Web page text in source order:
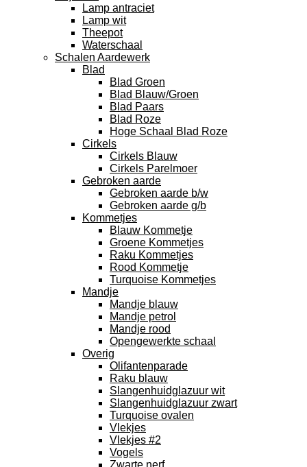
Lamp antraciet
Lamp wit
Theepot
Waterschaal
Schalen Aardewerk
Blad
Blad Groen
Blad Blauw/Groen
Blad Paars
Blad Roze
Hoge Schaal Blad Roze
Cirkels
Cirkels Blauw
Cirkels Parelmoer
Gebroken aarde
Gebroken aarde b/w
Gebroken aarde g/b
Kommetjes
Blauw Kommetje
Groene Kommetjes
Raku Kommetjes
Rood Kommetje
Turquoise Kommetjes
Mandje
Mandje blauw
Mandje petrol
Mandje rood
Opengewerkte schaal
Overig
Olifantenparade
Raku blauw
Slangenhuidglazuur wit
Slangenhuidglazuur zwart
Turquoise ovalen
Vlekjes
Vlekjes #2
Vogels
Zwarte nerf